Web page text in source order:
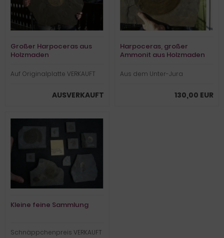
Großer Harpoceras aus
Holzmaden
Auf Originalplatte VERKAUFT
AUSVERKAUFT
Harpoceras, großer
Ammonit aus Holzmaden
Aus dem Unter-Jura
130,00 EUR
Kleine feine Sammlung
Schnäppchenpreis VERKAUFT